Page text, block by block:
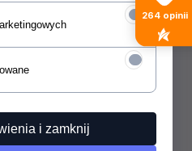
Wiązania snowboardowe Union
i zamknij
264 opinii